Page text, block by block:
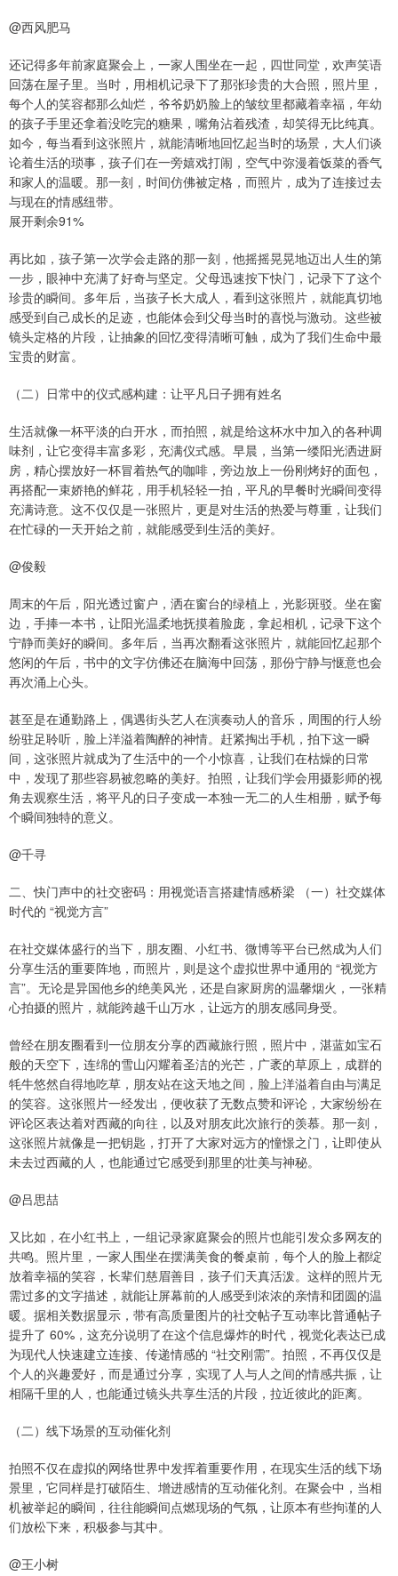
@西风肥马
还记得多年前家庭聚会上，一家人围坐在一起，四世同堂，欢声笑语
回荡在屋子里。当时，用相机记录下了那张珍贵的大合照，照片里，
每个人的笑容都那么灿烂，爷爷奶奶脸上的皱纹里都藏着幸福，年幼
的孩子手里还拿着没吃完的糖果，嘴角沾着残渣，却笑得无比纯真。
如今，每当看到这张照片，就能清晰地回忆起当时的场景，大人们谈
论着生活的琐事，孩子们在一旁嬉戏打闹，空气中弥漫着饭菜的香气
和家人的温暖。那一刻，时间仿佛被定格，而照片，成为了连接过去
与现在的情感纽带。
展开剩余91%
再比如，孩子第一次学会走路的那一刻，他摇摇晃晃地迈出人生的第
一步，眼神中充满了好奇与坚定。父母迅速按下快门，记录下了这个
珍贵的瞬间。多年后，当孩子长大成人，看到这张照片，就能真切地
感受到自己成长的足迹，也能体会到父母当时的喜悦与激动。这些被
镜头定格的片段，让抽象的回忆变得清晰可触，成为了我们生命中最
宝贵的财富。
（二）日常中的仪式感构建：让平凡日子拥有姓名
生活就像一杯平淡的白开水，而拍照，就是给这杯水中加入的各种调
味剂，让它变得丰富多彩，充满仪式感。早晨，当第一缕阳光洒进厨
房，精心摆放好一杯冒着热气的咖啡，旁边放上一份刚烤好的面包，
再搭配一束娇艳的鲜花，用手机轻轻一拍，平凡的早餐时光瞬间变得
充满诗意。这不仅仅是一张照片，更是对生活的热爱与尊重，让我们
在忙碌的一天开始之前，就能感受到生活的美好。
@俊毅
周末的午后，阳光透过窗户，洒在窗台的绿植上，光影斑驳。坐在窗
边，手捧一本书，让阳光温柔地抚摸着脸庞，拿起相机，记录下这个
宁静而美好的瞬间。多年后，当再次翻看这张照片，就能回忆起那个
悠闲的午后，书中的文字仿佛还在脑海中回荡，那份宁静与惬意也会
再次涌上心头。
甚至是在通勤路上，偶遇街头艺人在演奏动人的音乐，周围的行人纷
纷驻足聆听，脸上洋溢着陶醉的神情。赶紧掏出手机，拍下这一瞬
间，这张照片就成为了生活中的一个小惊喜，让我们在枯燥的日常
中，发现了那些容易被忽略的美好。拍照，让我们学会用摄影师的视
角去观察生活，将平凡的日子变成一本独一无二的人生相册，赋予每
个瞬间独特的意义。
@千寻
二、快门声中的社交密码：用视觉语言搭建情感桥梁 （一）社交媒体
时代的 “视觉方言”
在社交媒体盛行的当下，朋友圈、小红书、微博等平台已然成为人们
分享生活的重要阵地，而照片，则是这个虚拟世界中通用的 “视觉方
言”。无论是异国他乡的绝美风光，还是自家厨房的温馨烟火，一张精
心拍摄的照片，就能跨越千山万水，让远方的朋友感同身受。
曾经在朋友圈看到一位朋友分享的西藏旅行照，照片中，湛蓝如宝石
般的天空下，连绵的雪山闪耀着圣洁的光芒，广袤的草原上，成群的
牦牛悠然自得地吃草，朋友站在这天地之间，脸上洋溢着自由与满足
的笑容。这张照片一经发出，便收获了无数点赞和评论，大家纷纷在
评论区表达着对西藏的向往，以及对朋友此次旅行的羡慕。那一刻，
这张照片就像是一把钥匙，打开了大家对远方的憧憬之门，让即使从
未去过西藏的人，也能通过它感受到那里的壮美与神秘。
@吕思喆
又比如，在小红书上，一组记录家庭聚会的照片也能引发众多网友的
共鸣。照片里，一家人围坐在摆满美食的餐桌前，每个人的脸上都绽
放着幸福的笑容，长辈们慈眉善目，孩子们天真活泼。这样的照片无
需过多的文字描述，就能让屏幕前的人感受到浓浓的亲情和团圆的温
暖。据相关数据显示，带有高质量图片的社交帖子互动率比普通帖子
提升了 60%，这充分说明了在这个信息爆炸的时代，视觉化表达已成
为现代人快速建立连接、传递情感的 “社交刚需”。拍照，不再仅仅是
个人的兴趣爱好，而是通过分享，实现了人与人之间的情感共振，让
相隔千里的人，也能通过镜头共享生活的片段，拉近彼此的距离。
（二）线下场景的互动催化剂
拍照不仅在虚拟的网络世界中发挥着重要作用，在现实生活的线下场
景里，它同样是打破陌生、增进感情的互动催化剂。在聚会中，当相
机被举起的瞬间，往往能瞬间点燃现场的气氛，让原本有些拘谨的人
们放松下来，积极参与其中。
@王小树